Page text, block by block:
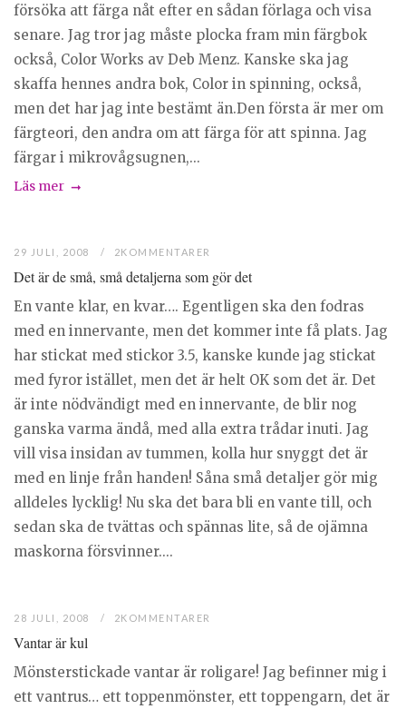
försöka att färga nåt efter en sådan förlaga och visa
senare. Jag tror jag måste plocka fram min färgbok
också, Color Works av Deb Menz. Kanske ska jag
skaffa hennes andra bok, Color in spinning, också,
men det har jag inte bestämt än.Den första är mer om
färgteori, den andra om att färga för att spinna. Jag
färgar i mikrovågsugnen,...
Läs mer
29 JULI, 2008 2KOMMENTARER
Det är de små, små detaljerna som gör det
En vante klar, en kvar…. Egentligen ska den fodras
med en innervante, men det kommer inte få plats. Jag
har stickat med stickor 3.5, kanske kunde jag stickat
med fyror istället, men det är helt OK som det är. Det
är inte nödvändigt med en innervante, de blir nog
ganska varma ändå, med alla extra trådar inuti. Jag
vill visa insidan av tummen, kolla hur snyggt det är
med en linje från handen! Såna små detaljer gör mig
alldeles lycklig! Nu ska det bara bli en vante till, och
sedan ska de tvättas och spännas lite, så de ojämna
maskorna försvinner....
28 JULI, 2008 2KOMMENTARER
Vantar är kul
Mönsterstickade vantar är roligare! Jag befinner mig i
ett vantrus… ett toppenmönster, ett toppengarn, det är